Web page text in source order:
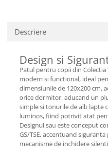
Descriere
Design si
Patul pentru copii din
modern si functional, ideal
dimensiunile de 120x200 cm,
orice dormitor, aducand un
simple si tonurile de alb lapte
luminos, fiind potrivit atat
Designul sau este conceput
GS/TSE, accentuand
mecanisme de inchidere